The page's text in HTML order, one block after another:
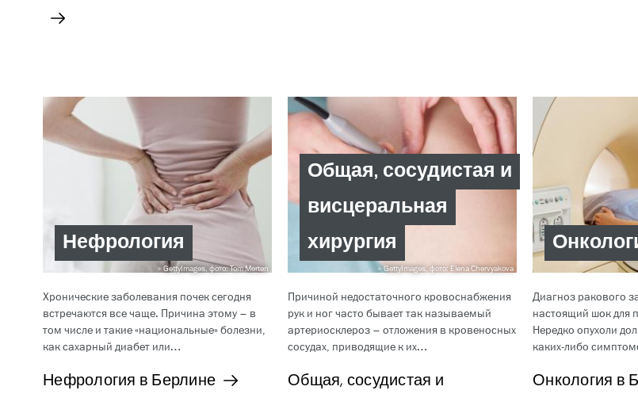
GettyImages, фото: Tom Merten
Нефрология
Хронические заболевания почек сегодня
встречаются все чаще. Причина этому – в
том числе и такие «национальные» болезни,
как сахарный диабет или…
Нефрология в Берлине
GettyImages, фото: Elena Chervyakova
Общая, сосудистая и
висцеральная
хирургия
Причиной недостаточного кровоснабжения
рук и ног часто бывает так называемый
артериосклероз – отложения в кровеносных
сосудах, приводящие к их…
Общая, сосудистая и
Диагноз ракового
настоящий шок для
Нередко опухоли
каких-либо
Онкология в